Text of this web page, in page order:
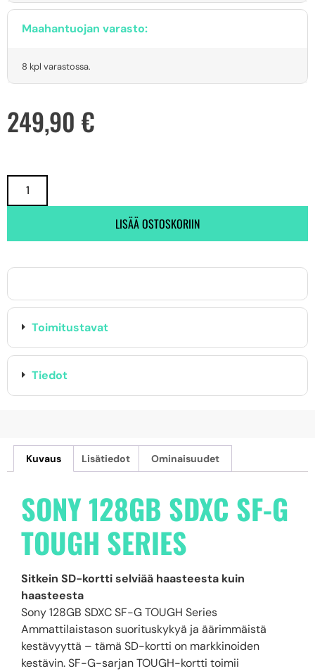
Maahantuojan varasto:
8 kpl varastossa.
249,90 €
LISÄÄ OSTOSKORIIN
Toimitustavat
Tiedot
Kuvaus Lisätiedot Ominaisuudet
SONY 128GB SDXC SF-G
TOUGH SERIES
Sitkein SD-kortti selviää haasteesta kuin
haasteesta
Sony 128GB SDXC SF-G TOUGH Series
Ammattilaistason suorituskykyä ja äärimmäistä
kestävyyttä – tämä SD-kortti on markkinoiden
kestävin. SF-G-sarjan TOUGH-kortti toimii